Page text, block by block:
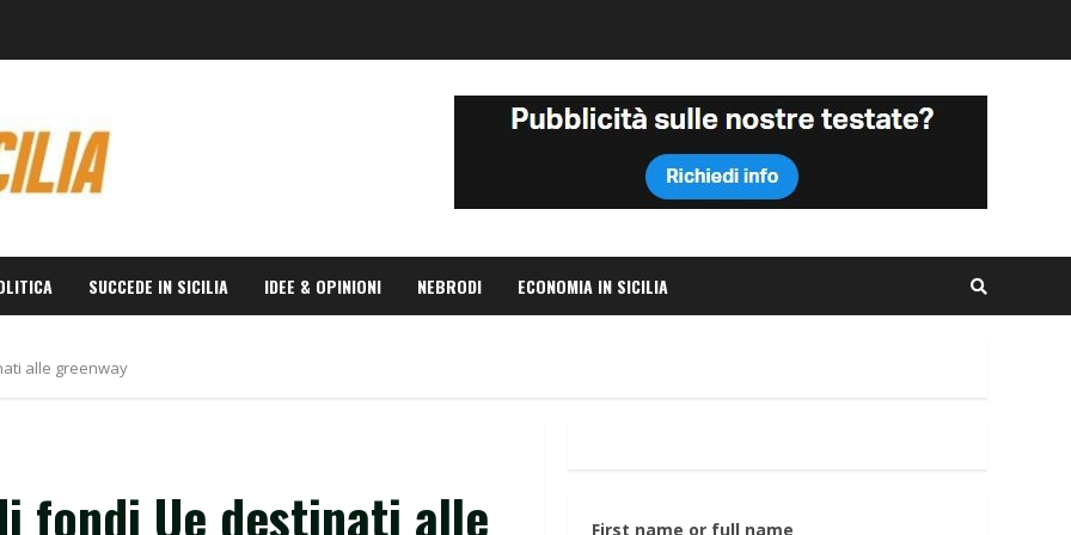
SUCCEDE IN SICILIA IDEE & OPINIONI NEBRODI ECONOMIA IN SICILIA
alle greenway
fondi Ue destinati alle
First name or full name